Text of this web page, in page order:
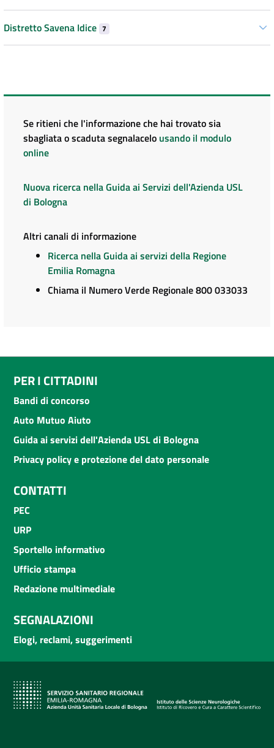
Distretto Savena Idice 7
Se ritieni che l'informazione che hai trovato sia
sbagliata o scaduta segnalacelo usando il modulo
online
Nuova ricerca nella Guida ai Servizi dell'Azienda USL
di Bologna
Altri canali di informazione
Ricerca nella Guida ai servizi della Regione
Emilia Romagna
Chiama il Numero Verde Regionale 800 033033
PER I CITTADINI
Bandi di concorso
Auto Mutuo Aiuto
Guida ai servizi dell'Azienda USL di Bologna
Privacy policy e protezione del dato personale
CONTATTI
PEC
URP
Sportello informativo
Ufficio stampa
Redazione multimediale
SEGNALAZIONI
Elogi, reclami, suggerimenti